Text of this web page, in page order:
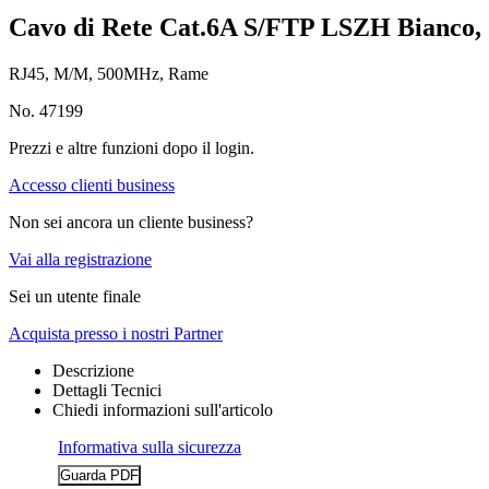
Cavo di Rete Cat.6A S/FTP LSZH Bianco,
RJ45, M/M, 500MHz, Rame
No. 47199
Prezzi e altre funzioni dopo il login.
Accesso clienti business
Non sei ancora un cliente business?
Vai alla registrazione
Sei un utente finale
Acquista presso i nostri Partner
Descrizione
Dettagli Tecnici
Chiedi informazioni sull'articolo
Informativa sulla sicurezza